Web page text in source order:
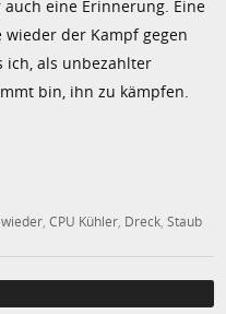
eine Erinnerung. Eine
wieder der Kampf gegen
ich, als unbezahlter
bin, ihn zu kämpfen.
,CPU Kühler, Dreck,Staub